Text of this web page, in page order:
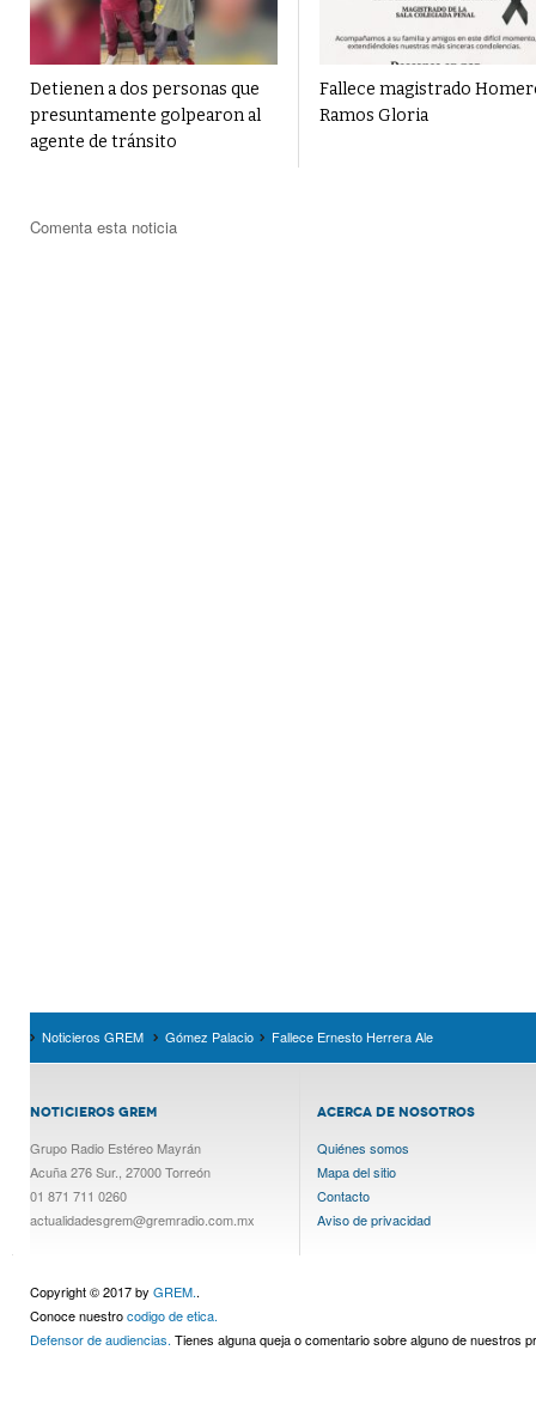
Detienen a dos personas que
presuntamente golpearon al
agente de tránsito
Fallece magistrado
Ramos Gloria
Comenta esta noticia
Noticieros GREM Gómez Palacio Fallece Ernesto Herrera Ale
NOTICIEROS GREM
Grupo Radio Estéreo Mayrán
Acuña 276 Sur., 27000 Torreón
01 871 711 0260
actualidadesgrem@gremradio.com.mx
ACERCA DE NOSOTROS
Quiénes somos
Mapa del sitio
Contacto
Aviso de privacidad
Copyright © 2017 by GREM..
Conoce nuestrocodigo de etica.
Defensor de audiencias. Tienes alguna queja o comentario sobre alguno de nuestros